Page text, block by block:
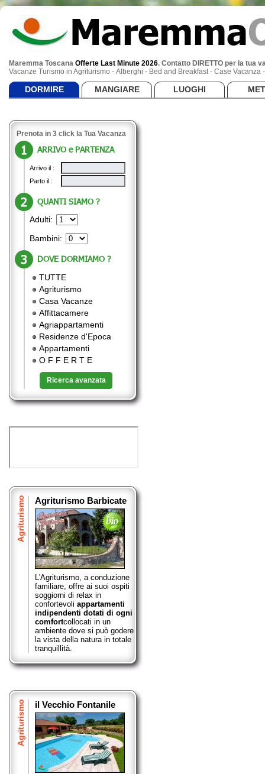
Maremma Toscana Offerte Last Minute 2026. Contatto DIRETTO per la tua
Vacanze Turismo in Agriturismo - Alberghi - Bed and Breakfast - Case
DORMIRE MANGIARE LUOGHI
Prenota in 3 click la Tua Vacanza
ARRIVO e PARTENZA
Arrivo il :
Parto il :
QUANTI SIAMO ?
Adulti:
Bambini:
DOVE DORMIAMO ?
TUTTE
Agriturismo
Casa Vacanze
Affittacamere
Agriappartamenti
Residenze d'Epoca
Appartamenti
O F F E R T E
Ricerca avanzata
Agriturismo Agriturismo Barbicate
L'Agriturismo, a conduzione
familiare, offre ai suoi ospiti
soggiorni di relax in
confortevoli appartamenti
indipendenti dotati di ogni
comfortcollocati in un
ambiente dove si può godere
la vista della natura in totale
tranquillità.
Agriturismo il Vecchio Fontanile